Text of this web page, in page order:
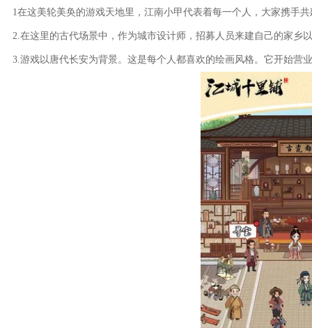
1在这美轮美奂的游戏天地里，江南小甲代表着每一个人，大家携手
2.在这里的古代场景中，作为城市设计师，招募人员来建自己的家乡
3.游戏以唐代长安为背景。这是每个人都喜欢的绘画风格。它开始营